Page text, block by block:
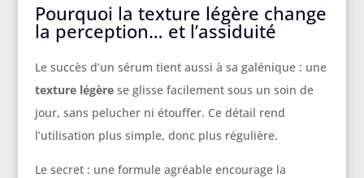
Pourquoi la texture légère change
la perception… et l’assiduité
Le succès d’un sérum tient aussi à sa galénique : une
texture légèrese glisse facilement sous un soin de
jour, sans pelucher ni étouffer. Ce détail rend
l’utilisation plus simple, donc plus régulière.
Le secret : une formule agréable encourage la